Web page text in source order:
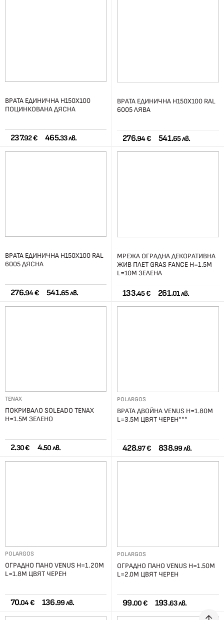
ВРАТА ЕДИНИЧНА H150X100
ПОЦИНКОВАНА ДЯСНА
237.92 € 465.33 лв.
ВРАТА ЕДИНИЧНА H150X100 RAL
6005 ЛЯВА
276.94 € 541.65 лв.
ВРАТА ЕДИНИЧНА H150X100 RAL
6005 ДЯСНА
276.94 € 541.65 лв.
МРЕЖА ОГРАДНА ДЕКОРАТИВНА
ЖИВ ПЛЕТ GRAS FANCE H=1.5М
L=10М ЗЕЛЕНА
133.45 € 261.01 лв.
TENAX
ПОКРИВАЛО SOLEADO TENAX
H=1.5М ЗЕЛЕНO
2.30 € 4.50 лв.
POLARGOS
ВРАТА ДВОЙНА VENUS H=1.80М
L=3.5М ЦВЯТ ЧЕРЕН***
428.97 € 838.99 лв.
POLARGOS
ОГРАДНО ПАНО VENUS H=1.20М
L=1.8М ЦВЯТ ЧЕРЕН
70.04 € 136.99 лв.
POLARGOS
ОГРАДНО ПАНО VENUS H=1.50М
L=2.0М ЦВЯТ ЧЕРЕН
99.00 € 193.63 лв.